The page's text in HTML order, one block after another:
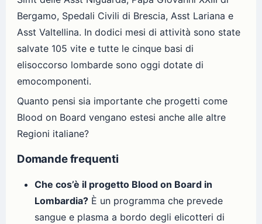
Bergamo, Spedali Civili di Brescia, Asst Lariana e
Asst Valtellina. In dodici mesi di attività sono state
salvate 105 vite e tutte le cinque basi di
elisoccorso lombarde sono oggi dotate di
emocomponenti.
Quanto pensi sia importante che progetti come
Blood on Board vengano estesi anche alle altre
Regioni italiane?
Domande frequenti
Che cos’è il progetto Blood on Board in
Lombardia? È un programma che prevede
sangue e plasma a bordo degli elicotteri di